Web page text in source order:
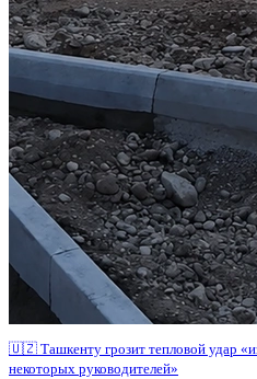
🇺🇿 Ташкенту грозит тепловой удар
некоторых руководителей»